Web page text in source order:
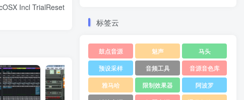
Incl TrialReset
标签云
鼓点音源 魅声
马头
预设采样
音频工具
音源音色库
雅马哈
限制效果器
阿波罗